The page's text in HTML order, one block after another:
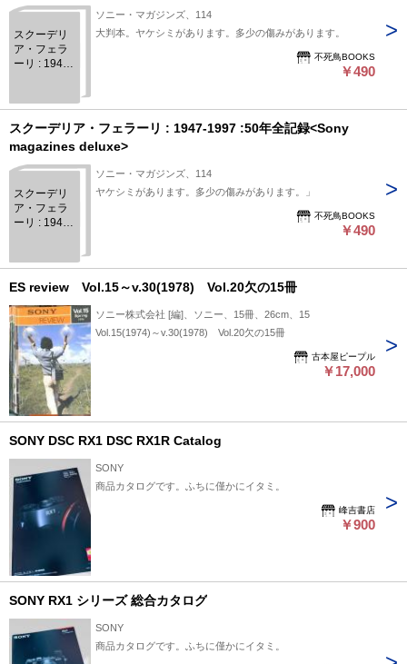
スクーデリ
ア・フェラ
ーリ : 1947-
<Sony
magazines
deluxe>
ソニー・マガジンズ、114
大判本。ヤケシミがあります。多少の傷みがあります。
不死鳥BOOKS
￥490
スクーデリア・フェラーリ : 1947-1997 :50年全記録<Sony
magazines deluxe>
スクーデリ
ア・フェラ
ーリ : 1947-
<Sony
magazines
deluxe>
ソニー・マガジンズ、114
ヤケシミがあります。多少の傷みがあります。」
不死鳥BOOKS
￥490
ES review Vol.15～v.30(1978) Vol.20欠の15冊
ソニー株式会社 [編]、ソニー、15冊、26cm、15
Vol.15(1974)～v.30(1978) Vol.20欠の15冊
古本屋ピープル
￥17,000
SONY DSC RX1 DSC RX1R Catalog
SONY
商品カタログです。ふちに僅かにイタミ。
峰吉書店
￥900
SONY RX1 シリーズ 総合カタログ
SONY
商品カタログです。ふちに僅かにイタミ。